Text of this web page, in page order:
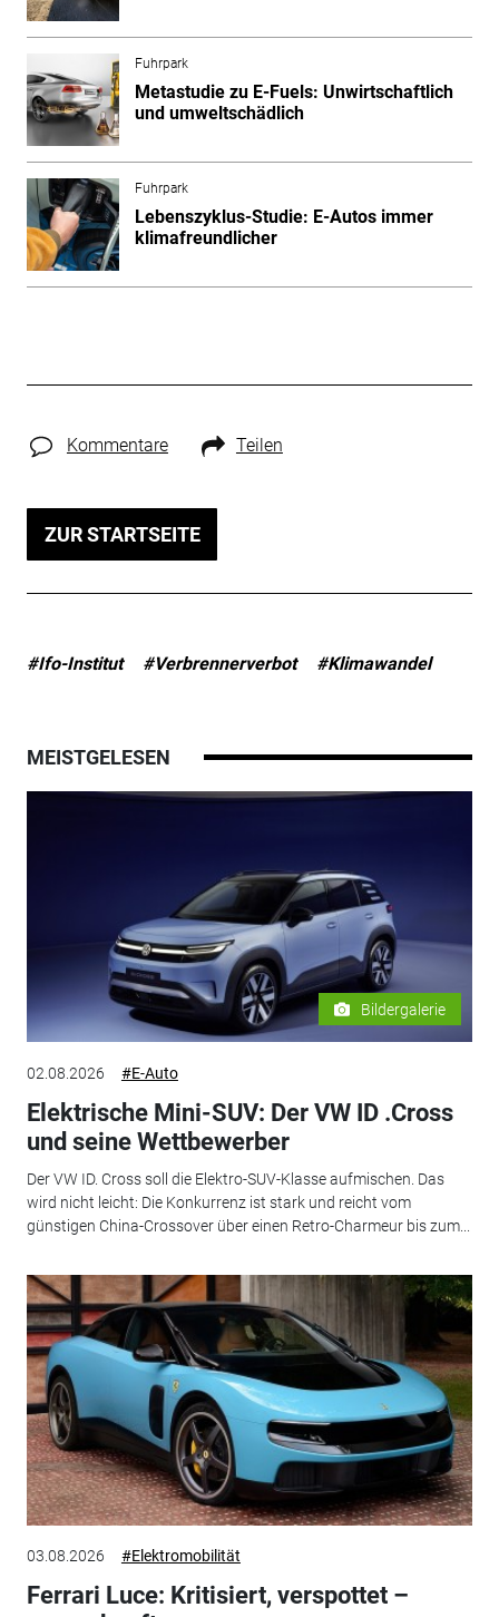
Fuhrpark
Metastudie zu E-Fuels: Unwirtschaftlich
und umweltschädlich
Fuhrpark
Lebenszyklus-Studie: E-Autos immer
klimafreundlicher
Kommentare Teilen
ZUR STARTSEITE
#Ifo-Institut #Verbrennerverbot #Klimawandel
MEISTGELESEN
Bildergalerie
02.08.2026 #E-Auto
Elektrische Mini-SUV: Der VW ID .Cross
und seine Wettbewerber
Der VW ID. Cross soll die Elektro-SUV-Klasse aufmischen. Das
wird nicht leicht: Die Konkurrenz ist stark und reicht vom
günstigen China-Crossover über einen Retro-Charmeur bis zum...
03.08.2026 #Elektromobilität
Ferrari Luce: Kritisiert, verspottet –